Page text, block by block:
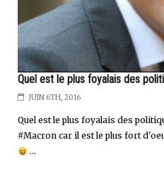
Quel est le plus foyalais des
JUIN 6TH, 2016
Quel est le plus foyalais des
#Macron car il est le plus fort
...